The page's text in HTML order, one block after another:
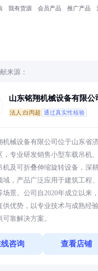
我有货源 会员产品 推广产品
来源：
山东铭翔机械设备有限公
法人:白丙超 通过真实性核验
机械设备有限公司位于山东省
，专业研发销售小型车载吊机
机及可折叠伸缩旋转设备，深
域，产品广泛应用于建筑工程
场景。公司自2020年成立以来
供优势，以专业技术与成熟经
靠解决方案。
咨询 查看店铺